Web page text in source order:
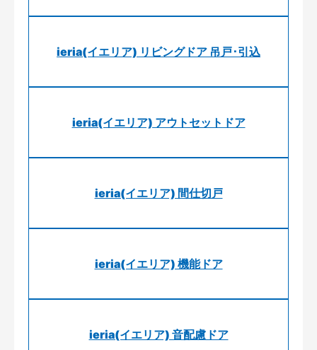
ieria(イエリア) リビングドア 吊戸･引込
ieria(イエリア) アウトセットドア
ieria(イエリア) 間仕切戸
ieria(イエリア) 機能ドア
ieria(イエリア) 音配慮ドア